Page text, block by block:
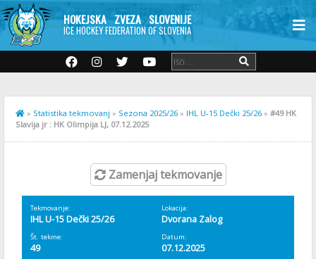
HOKEJSKA ZVEZA SLOVENIJE
ICE HOCKEY FEDERATION OF SLOVENIA
» Statistika tekmovanj » Sezona 2025/26 » IHL U-15 Dečki 25/26 » #49 HK
Slavija jr : HK Olimpija LJ, 07.12.2025
Zamenjaj tekmovanje
Tekmovanje:
IHL U-15 Dečki 25/26
Lokacija:
Dvorana Zalog
Št. tekme:
49
Datum:
07.12.2025